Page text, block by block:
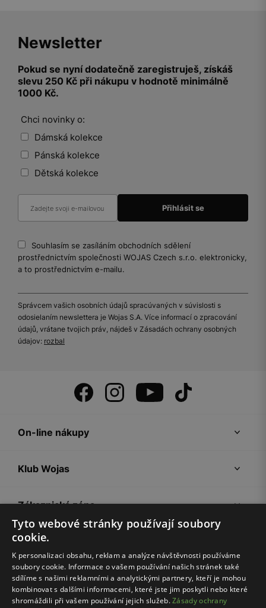
Newsletter
Pokud se nyní dodatečně zaregistruješ, získáš
slevu 250 Kč při nákupu v hodnotě minimálně
1000 Kč.
Chci novinky o:
Dámská kolekce
Pánská kolekce
Dětská kolekce
Souhlasím se zasíláním obchodních sdělení
prostřednictvím společnosti WOJAS Czech s.r.o. elektronicky,
a to prostřednictvím e-mailu.
Správcem vašich osobních údajů spracúvaných v súvislosti s
odosielaním newslettera je Wojas S.A. Více informací o zpracování
údajů, vrátane tvojich práv, nájdeš v Zásadách ochrany osobných
údajov: rozbal
On-line nákupy
Klub Wojas
Zákaznická zóna
Společnost Wojas
Rady
Tyto webové stránky používají soubory
cookie.
K personalizaci obsahu, reklam a analýze návštěvnosti používáme
soubory cookie. Informace o vašem používání našich stránek také
sdílíme s našimi reklamními a analytickými partnery, kteří je mohou
kombinovat s dalšími informacemi, které jste jim poskytli nebo které
shromáždili při vašem používání jejich služeb.Zásady ochrany